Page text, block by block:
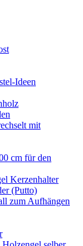
Ideen
mit
cm für den
Kerzenhalter
(Putto)
zum Aufhängen